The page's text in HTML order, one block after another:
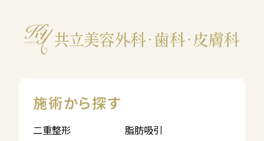
施術から探す
二重整形
脂肪吸引